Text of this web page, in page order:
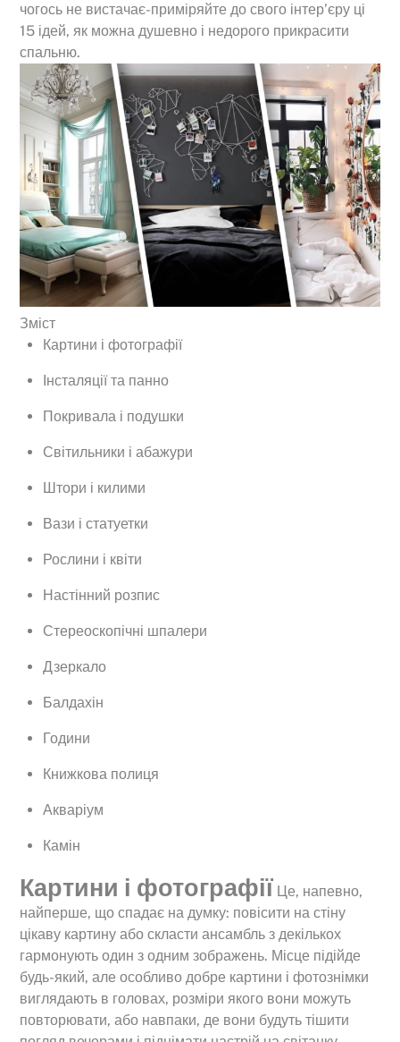
чогось не вистачає-приміряйте до свого інтер’єру ці
15 ідей, як можна душевно і недорого прикрасити
спальню.
Зміст
Картини і фотографії
Інсталяції та панно
Покривала і подушки
Світильники і абажури
Штори і килими
Вази і статуетки
Рослини і квіти
Настінний розпис
Стереоскопічні шпалери
Дзеркало
Балдахін
Години
Книжкова полиця
Акваріум
Камін
Картини і фотографії Це, напевно,
найперше, що спадає на думку: повісити на стіну
цікаву картину або скласти ансамбль з декількох
гармонують один з одним зображень. Місце підійде
будь-який, але особливо добре картини і фотознімки
виглядають в головах, розміри якого вони можуть
повторювати, або навпаки, де вони будуть тішити